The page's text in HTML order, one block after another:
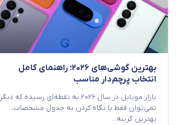
بهترین گوشی‌های ۲۰۲۶؛ راهنمای کامل
انتخاب پرچم‌دار مناسب
بازار موبایل در سال ۲۰۲۶ به نقطه‌ای رسیده که دیگر
نمی‌توان فقط با نگاه کردن به جدول مشخصات،
بهترین گزینه...